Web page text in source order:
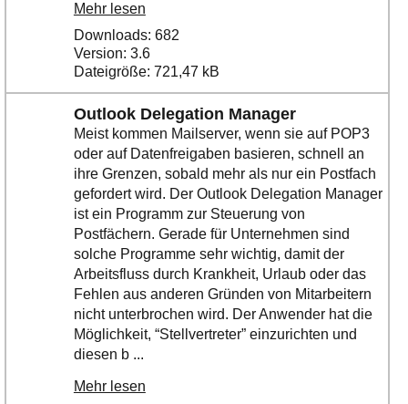
Mehr lesen
Downloads: 682
Version: 3.6
Dateigröße: 721,47 kB
Outlook Delegation Manager
Meist kommen Mailserver, wenn sie auf POP3
oder auf Datenfreigaben basieren, schnell an
ihre Grenzen, sobald mehr als nur ein Postfach
gefordert wird. Der Outlook Delegation Manager
ist ein Programm zur Steuerung von
Postfächern. Gerade für Unternehmen sind
solche Programme sehr wichtig, damit der
Arbeitsfluss durch Krankheit, Urlaub oder das
Fehlen aus anderen Gründen von Mitarbeitern
nicht unterbrochen wird. Der Anwender hat die
Möglichkeit, “Stellvertreter” einzurichten und
diesen b ...
Mehr lesen